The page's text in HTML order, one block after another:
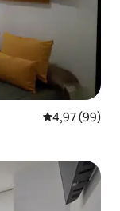
4,97 de uma
4,97 (99)